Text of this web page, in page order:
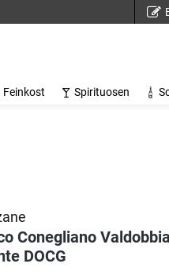
Feinkost Spirituosen
Conegliano
DOCG